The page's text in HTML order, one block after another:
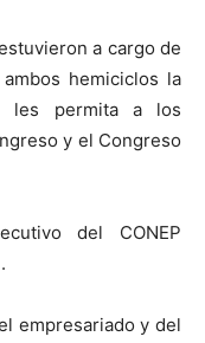
a cargo de
hemiciclos la
les permita a los
y el Congreso
del CONEP
empresariado y del